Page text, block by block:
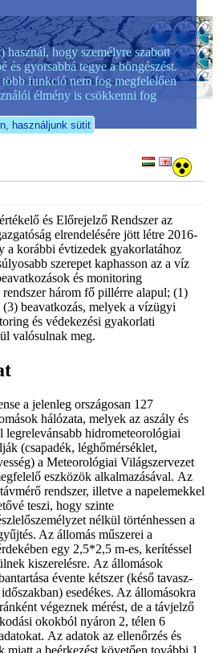
és Előrejelző Rendszer
és Előrejelző Rendszer az
elrendelésére jött létre 2016-
a korábbi évtizedek gyakorlatához
szerepet kaphasson az a víz
és monitoring
három fő pillérre alapul; (1)
(3) beavatkozás, melyek a vízügyi
és védekezési gyakorlati
valósulnak meg.
a jelenleg országosan 127
hálózata, melyek az aszály és
legrelevánsabb hidrometeorológiai
(csapadék, léghőmérséklet,
a Meteorológiai Világszervezet
eszközök alkalmazásával. Az
rendszer, illetve a napelemekkel
teszi, hogy szinte
nélkül történhessen a
Az állomás műszerei a
egy 2,5*2,5 m-es, kerítéssel
kiszerelésre. Az állomások
évente kétszer (késő tavasz-
esedékes. Az állomásokra
végeznek mérést, de a távjelző
okokból nyáron 2, télen 6
Az adatok az ellenőrzés és
a beérkezést követően további 1
hogy személyre szabott
és gyorsabbá tegye a böngészést.
funkció nem fog megfelelően
élmény is csökkenni fog